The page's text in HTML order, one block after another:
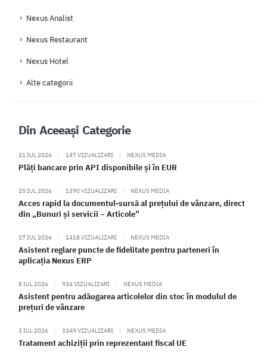
Nexus Analist
Nexus Restaurant
Nexus Hotel
Alte categorii
Din Aceeași Categorie
21 IUL 2026 | 147 VIZUALIZARI | NEXUS MEDIA
Plăți bancare prin API disponibile și în EUR
20 IUL 2026 | 1390 VIZUALIZARI | NEXUS MEDIA
Acces rapid la documentul-sursă al prețului de vânzare, direct
din „Bunuri și servicii – Articole”
17 IUL 2026 | 1418 VIZUALIZARI | NEXUS MEDIA
Asistent reglare puncte de fidelitate pentru parteneri în
aplicația Nexus ERP
8 IUL 2026 | 934 VIZUALIZARI | NEXUS MEDIA
Asistent pentru adăugarea articolelor din stoc în modulul de
prețuri de vânzare
3 IUL 2026 | 3349 VIZUALIZARI | NEXUS MEDIA
Tratament achiziții prin reprezentant fiscal UE